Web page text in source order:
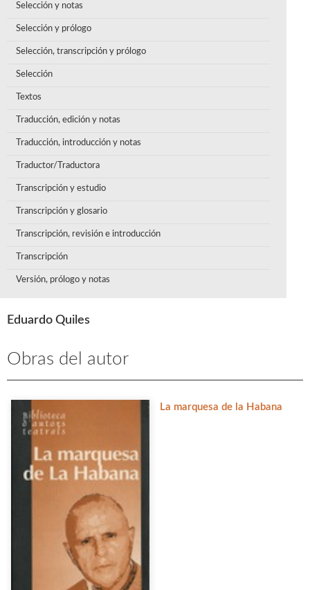
Selección y notas
Selección y prólogo
Selección, transcripción y prólogo
Selección
Textos
Traducción, edición y notas
Traducción, introducción y notas
Traductor/Traductora
Transcripción y estudio
Transcripción y glosario
Transcripción, revisión e introducción
Transcripción
Versión, prólogo y notas
Eduardo Quiles
Obras del autor
La marquesa de la Habana